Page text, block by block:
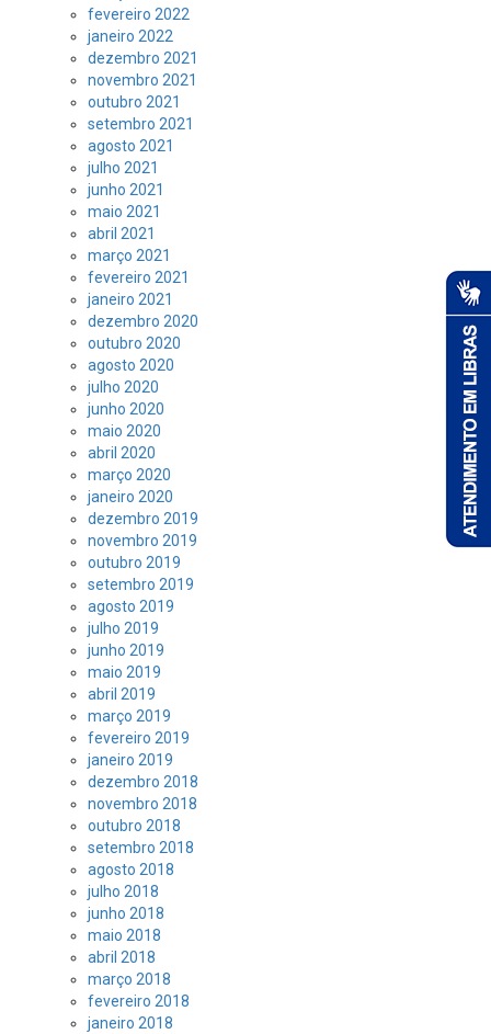
fevereiro 2022
janeiro 2022
dezembro 2021
novembro 2021
outubro 2021
setembro 2021
agosto 2021
julho 2021
junho 2021
maio 2021
abril 2021
março 2021
fevereiro 2021
janeiro 2021
dezembro 2020
outubro 2020
agosto 2020
julho 2020
junho 2020
maio 2020
abril 2020
março 2020
janeiro 2020
dezembro 2019
novembro 2019
outubro 2019
setembro 2019
agosto 2019
julho 2019
junho 2019
maio 2019
abril 2019
março 2019
fevereiro 2019
janeiro 2019
dezembro 2018
novembro 2018
outubro 2018
setembro 2018
agosto 2018
julho 2018
junho 2018
maio 2018
abril 2018
março 2018
fevereiro 2018
janeiro 2018